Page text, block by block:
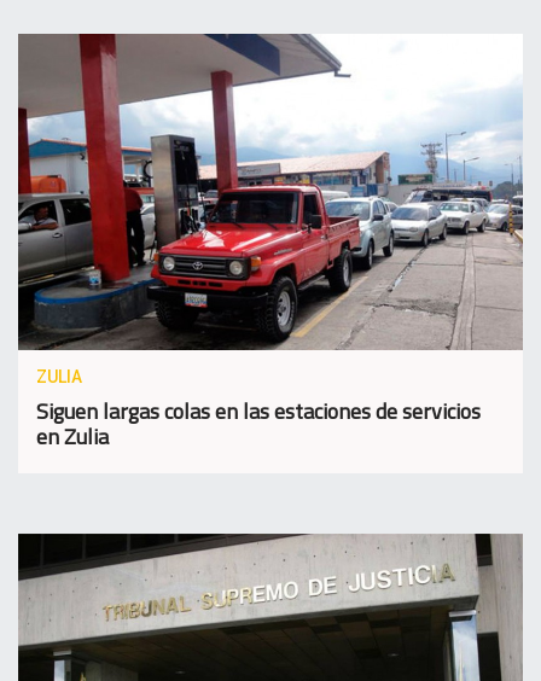
ZULIA
Siguen largas colas en las estaciones de servicios
en Zulia